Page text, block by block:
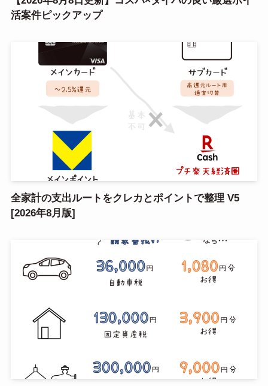
活案件ピックアップ
全家計の支出ルートをクレカとポイントで整理 V5
[2026年8月版]